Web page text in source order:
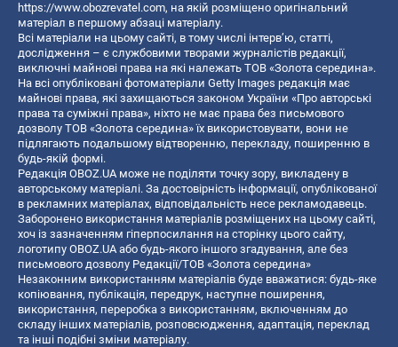
https://www.obozrevatel.com, на якій розміщено оригінальний
матеріал в першому абзаці матеріалу.
Всі матеріали на цьому сайті, в тому числі інтерв’ю, статті,
дослідження – є службовими творами журналістів редакції,
виключні майнові права на які належать ТОВ «Золота середина».
На всі опубліковані фотоматеріали Getty Images редакція має
майнові права, які захищаються законом України «Про авторські
права та суміжні права», ніхто не має права без письмового
дозволу ТОВ «Золота середина» їх використовувати, вони не
підлягають подальшому відтворенню, перекладу, поширенню в
будь-якій формі.
Редакція OBOZ.UA може не поділяти точку зору, викладену в
авторському матеріалі. За достовірність інформації, опублікованої
в рекламних матеріалах, відповідальність несе рекламодавець.
Заборонено використання матеріалів розміщених на цьому сайті,
хоч із зазначенням гіперпосилання на сторінку цього сайту,
логотипу OBOZ.UA або будь-якого іншого згадування, але без
письмового дозволу Редакції/ТОВ «Золота середина»
Незаконним використанням матеріалів буде вважатися: будь-яке
копiювання, публiкацiя, передрук, наступне поширення,
використання, переробка з використанням, включенням до
складу інших матеріалів, розповсюдження, адаптація, переклад
та інші подібні зміни матеріалу.